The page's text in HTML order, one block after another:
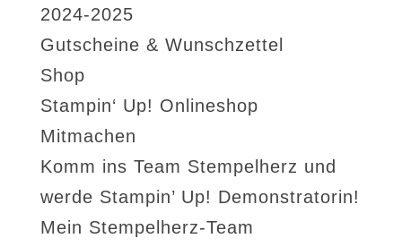
2024-2025
Gutscheine & Wunschzettel
Shop
Stampin‘ Up! Onlineshop
Mitmachen
Komm ins Team Stempelherz und
werde Stampin’ Up! Demonstratorin!
Mein Stempelherz-Team